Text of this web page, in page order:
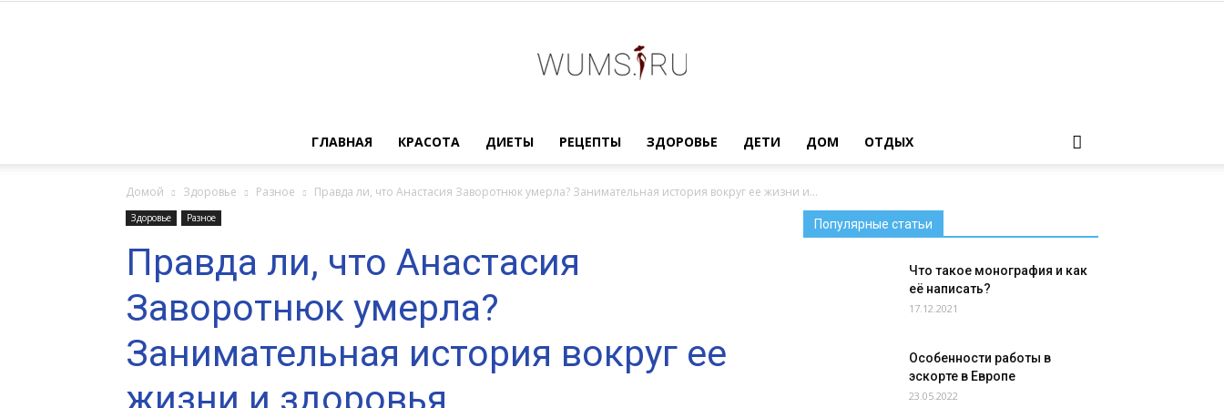
Женский
WUMENS.SU
ГЛАВНАЯ КРАСОТА ДИЕТЫ РЕЦЕПТЫ ЗДОРОВЬЕ ДЕТИ ДОМ ОТДЫХ
Домой Здоровье Разное Правда ли, что Анастасия Заворотнюк умерла? Занимательная история вокруг ее жизни и...
Здоровье Разное
Правда ли, что Анастасия
Заворотнюк умерла?
Занимательная история вокруг ее
жизни и здоровья
Популярные статьи
Что такое монография и как
её написать?
17.12.2021
Особенности работы в
эскорте в Европе
23.05.2022